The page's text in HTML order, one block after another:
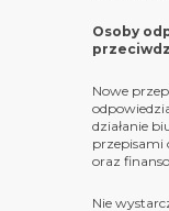
Osoby
Nowe
działanie
przepisami
oraz
Nie